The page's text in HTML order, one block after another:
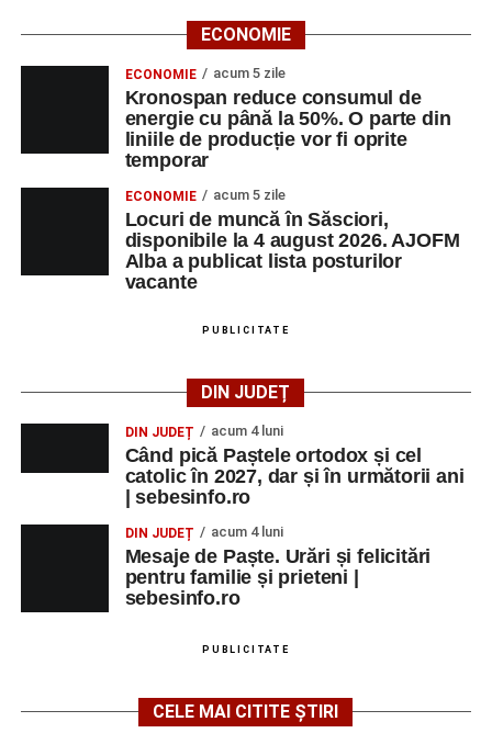
ECONOMIE
ECONOMIE acum 5 zile
Kronospan reduce consumul de
energie cu până la 50%. O parte din
liniile de producție vor fi oprite
temporar
ECONOMIE acum 5 zile
Locuri de muncă în Săsciori,
disponibile la 4 august 2026. AJOFM
Alba a publicat lista posturilor
vacante
PUBLICITATE
DIN JUDEȚ
DIN JUDEȚ acum 4 luni
Când pică Paștele ortodox și cel
catolic în 2027, dar și în următorii ani
| sebesinfo.ro
DIN JUDEȚ acum 4 luni
Mesaje de Paște. Urări și felicitări
pentru familie și prieteni |
sebesinfo.ro
PUBLICITATE
CELE MAI CITITE ȘTIRI